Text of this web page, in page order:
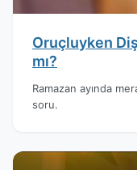
Oruçluyken
mı?
Ramazan ayında
soru.